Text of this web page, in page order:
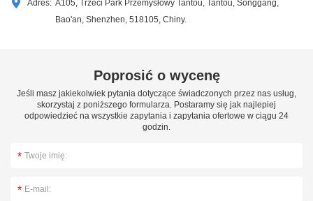
Adres: A105, Trzeci Park Przemysłowy Tantou, Tantou, Songgang,
Bao'an, Shenzhen, 518105, Chiny.
Poprosić o wycenę
Jeśli masz jakiekolwiek pytania dotyczące świadczonych przez nas usług,
skorzystaj z poniższego formularza. Postaramy się jak najlepiej
odpowiedzieć na wszystkie zapytania i zapytania ofertowe w ciągu 24
godzin.